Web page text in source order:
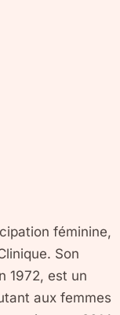
féminine,
Son
1972, est un
aux femmes